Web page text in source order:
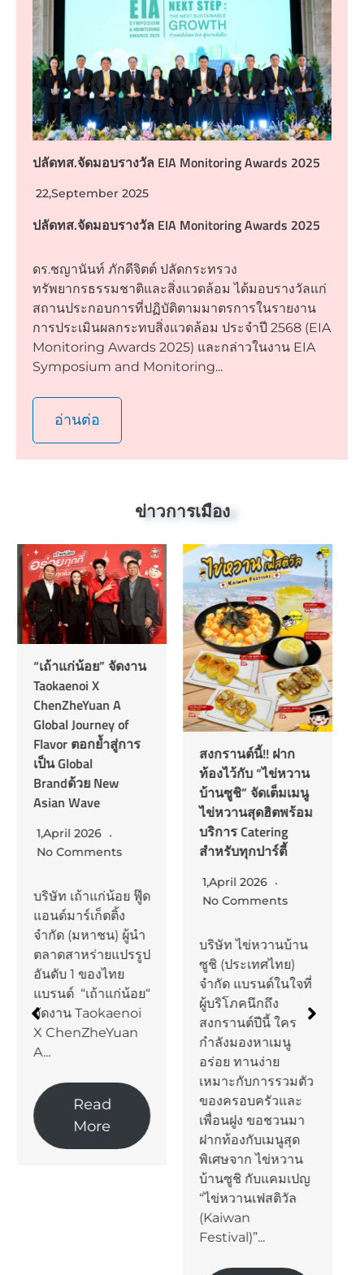
ปลัดทส.จัดมอบรางวัล EIA Monitoring Awards 2025
22,September 2025
ปลัดทส.จัดมอบรางวัล EIA Monitoring Awards 2025
ดร.ชญานันท์ ภักดีจิตต์ ปลัดกระทรวง
ทรัพยากรธรรมชาติและสิ่งแวดล้อม ได้มอบรางวัลแก่
สถานประกอบการที่ปฏิบัติตามมาตรการในรายงาน
การประเมินผลกระทบสิ่งแวดล้อม ประจำปี 2568 (EIA
Monitoring Awards 2025) และกล่าวในงาน EIA
Symposium and Monitoring...
อ่านต่อ
ข่าวการเมือง
“เถ้าแก่น้อย” จัดงาน
Taokaenoi X
ChenZheYuan A
Global Journey of
Flavor ตอกย้ำสู่การ
เป็น Global
Brandด้วย New
Asian Wave
1,April 2026
No Comments
บริษัท เถ้าแก่น้อย ฟู๊ด
แอนด์มาร์เก็ตติ้ง
จำกัด (มหาชน) ผู้นำ
ตลาดสาหร่ายแปรรูป
อันดับ 1 ของไทย
แบรนด์ “เถ้าแก่น้อย“
จัดงาน Taokaenoi
X ChenZheYuan
A...
Read
More
สงกรานต์นี้!! ฝาก
ท้องไว้กับ “ไข่หวาน
บ้านซูชิ” จัดเต็มเมนู
ไข่หวานสุดฮิตพร้อม
บริการ Catering
สำหรับทุกปาร์ตี้
1,April 2026
No Comments
บริษัท ไข่หวานบ้าน
ซูชิ (ประเทศไทย)
จำกัด แบรนด์ในใจที่
ผู้บริโภคนึกถึง
สงกรานต์ปีนี้ ใคร
กำลังมองหาเมนู
อร่อย ทานง่าย
เหมาะกับการรวมตัว
ของครอบครัวและ
เพื่อนฝูง ขอชวนมา
ฝากท้องกับเมนูสุด
พิเศษจาก ไข่หวาน
บ้านซูชิ กับแคมเปญ
“ไข่หวานเฟสติวัล
(Kaiwan
Festival)”...